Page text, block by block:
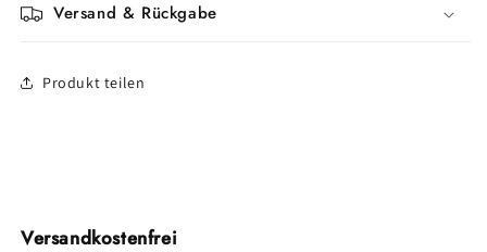
Versand & Rückgabe
Produkt teilen
Versandkostenfrei